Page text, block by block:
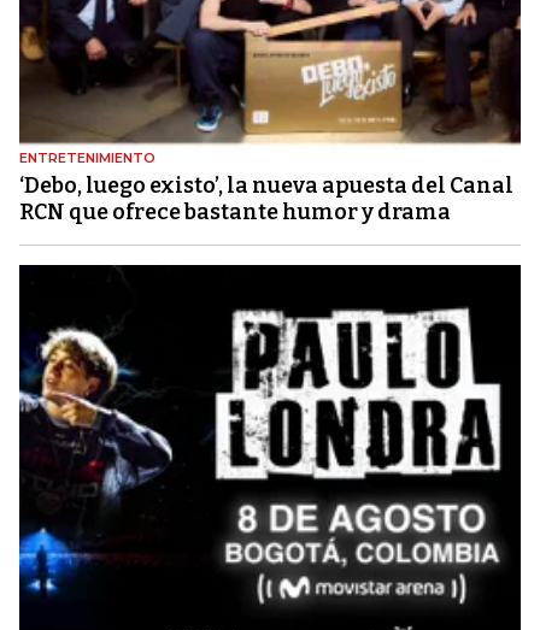
ENTRETENIMIENTO
‘Debo, luego existo’, la nueva apuesta del Canal
RCN que ofrece bastante humor y drama